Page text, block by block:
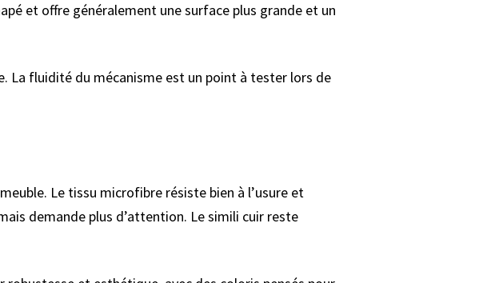
et offre généralement une surface plus grande et un
La fluidité du mécanisme est un point à tester lors de
Le tissu microfibre résiste bien à l’usure et
demande plus d’attention. Le simili cuir reste